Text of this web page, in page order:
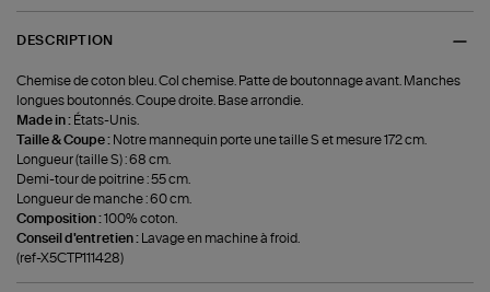
DESCRIPTION
Chemise de coton bleu. Col chemise. Patte de boutonnage avant. Manches
longues boutonnés. Coupe droite. Base arrondie.
Made in : États-Unis.
Taille & Coupe : Notre mannequin porte une taille S et mesure 172 cm.
Longueur (taille S) : 68 cm.
Demi-tour de poitrine : 55 cm.
Longueur de manche : 60 cm.
Composition :100% coton.
Conseil d'entretien :
Lavage en machine à froid.
(ref-X5CTP111428)